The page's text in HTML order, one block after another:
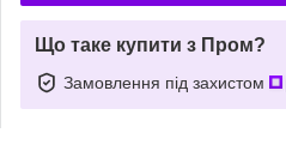
Що таке купити з Пром?
Замовлення під захистом